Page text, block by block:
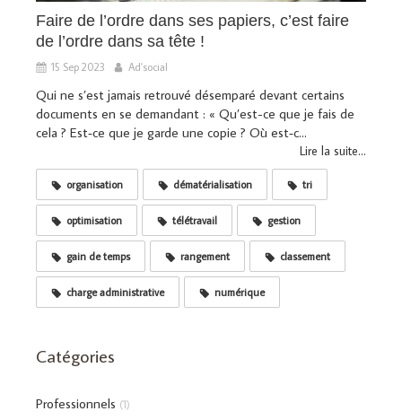
Faire de l’ordre dans ses papiers, c’est faire
de l’ordre dans sa tête !
15 Sep 2023 Ad'social
Qui ne s’est jamais retrouvé désemparé devant certains
documents en se demandant : « Qu’est-ce que je fais de
cela ? Est‑ce que je garde une copie ? Où est‑c...
Lire la suite...
organisation dématérialisation tri
optimisation télétravail gestion
gain de temps rangement classement
charge administrative numérique
Catégories
Professionnels (1)